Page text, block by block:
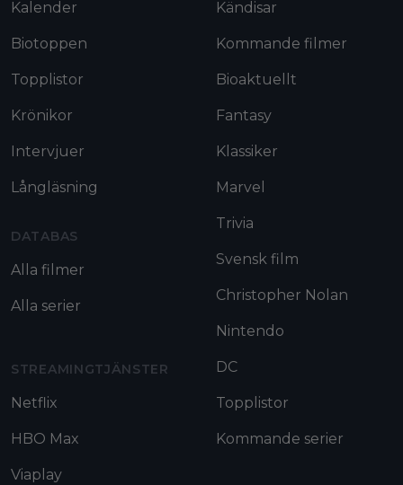
Kalender
Biotoppen
Topplistor
Krönikor
Intervjuer
Långläsning
DATABAS
Alla filmer
Alla serier
STREAMINGTJÄNSTER
Netflix
HBO Max
Viaplay
Kändisar
Kommande filmer
Bioaktuellt
Fantasy
Klassiker
Marvel
Trivia
Svensk film
Christopher Nolan
Nintendo
DC
Topplistor
Kommande serier